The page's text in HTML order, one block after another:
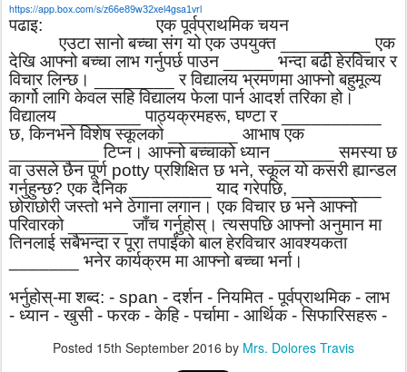
https://app.box.com/s/z66e89w32xel4gsa1vrl
पढाइ:
एक पूर्वप्राथमिक चयन
एउटा सानो बच्चा संग यो एक उपयुक्त
_________एक
देखि आफ्नो बच्चा लाभ गर्नुपर्छ पाउन
भन्दा बढी हेरविचार र
विचार लिन्छ।
________र विद्यालय भ्रमणमा आफ्नो बहुमूल्य
कार्गो लागि केवल सहि विद्यालय फेला पार्न आदर्श तरिका हो।
विद्यालय
________पाठ्यक्रमहरू,घण्टा र
छ,किनभने विशेष स्कूलको
आभाष एक
_________टिप्न। आफ्नो बच्चाको ध्यान ______समस्या छ
वा उसले छैन पूर्ण pottyप्रशिक्षित छ भने,स्कूल यो कसरी ह्यान्डल
गर्नुहुन्छ? एक दैनिक ________याद गरेपछि, _________
छोराछोरी जस्तो भने ठेगाना लगान।एक विचार छ भने आफ्नो
परिवारको
______जाँच गर्नुहोस्।त्यसपछि आफ्नो अनुमान मा
तिनलाई सबैभन्दा र पूरा तपाईंको बाल हेरविचार आवश्यकता
भनेर कार्यक्रम मा आफ्नो बच्चा भर्ना।
भर्नुहोस्-मा शब्द: - span -दर्शन - नियमित - पूर्वप्राथमिक - लाभ
- ध्यान - खुसी - फरक - केहि - पर्चामा - आर्थिक - सिफारिसहरू -
Posted 15th September 2016 by Mrs. Dolores Travis